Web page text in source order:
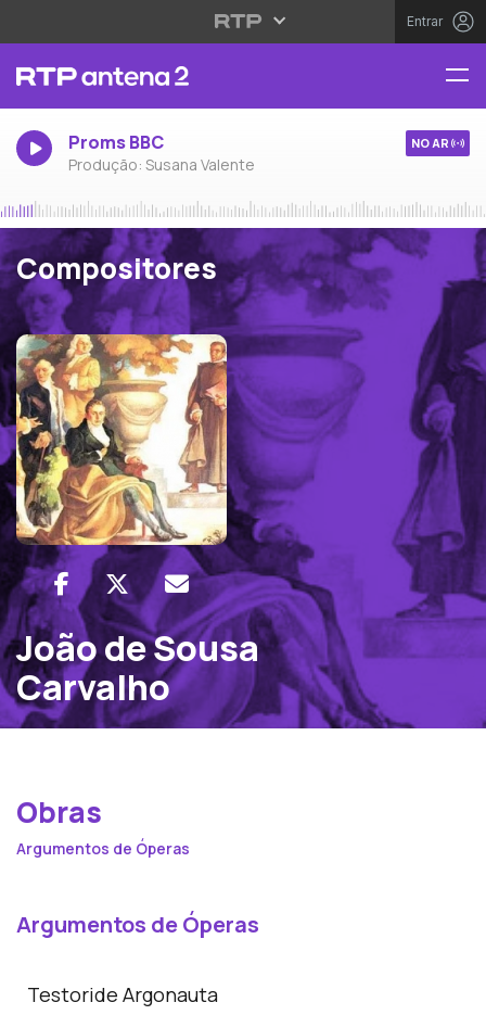
Entrar
Proms BBC
Produção: Susana Valente
NO AR
Compositores
João de Sousa
Carvalho
Obras
Argumentos de Óperas
Argumentos de Óperas
Testoride Argonauta